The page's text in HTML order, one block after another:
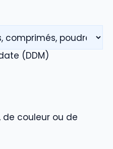
(DDM)
de couleur ou de